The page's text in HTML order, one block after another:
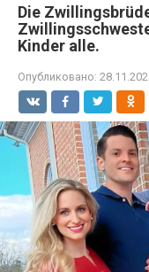
Die
Kinder alle.
Опубликовано: